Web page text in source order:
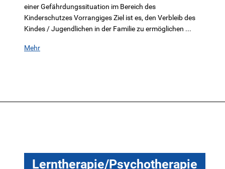
einer Gefährdungssituation im Bereich des
Kinderschutzes Vorrangiges Ziel ist es, den Verbleib des
Kindes / Jugendlichen in der Familie zu ermöglichen ...
Mehr
Lerntherapie/Psychotherapie